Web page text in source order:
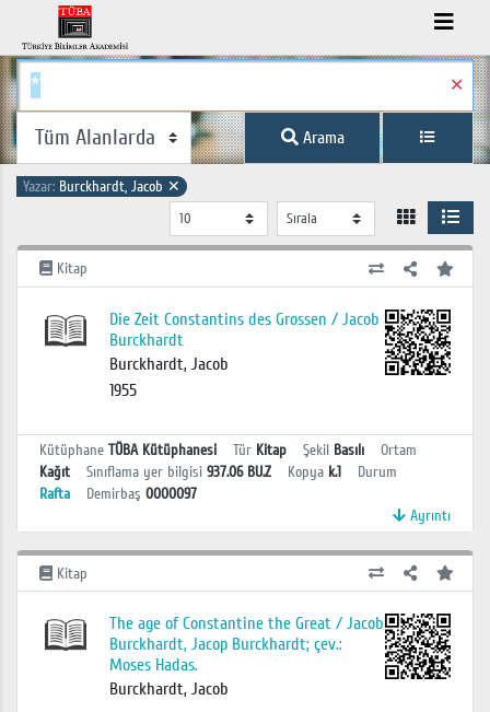
✕
Arama
Yazar: Burckhardt, Jacob ✕
Kitap
Die Zeit Constantins des Grossen / Jacob
Burckhardt
Burckhardt, Jacob
1955
Kütüphane TÜBA Kütüphanesi Tür Kitap Şekil Basılı
Ortam
Kağıt
Sınıflama yer bilgisi 937.06 BU.Z Kopya k.1
Durum
Rafta
Demirbaş 0000097
Ayrıntı
Kitap
The age of Constantine the Great / Jacob
Burckhardt, Jacop Burckhardt; çev.:
Moses Hadas.
Burckhardt, Jacob